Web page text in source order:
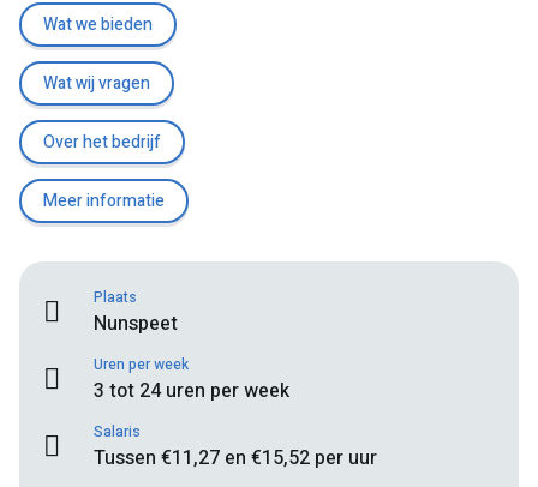
Wat we bieden
Wat wij vragen
Over het bedrijf
Meer informatie
Plaats
Nunspeet
Uren per week
3 tot 24 uren per week
Salaris
Tussen €11,27 en €15,52 per uur